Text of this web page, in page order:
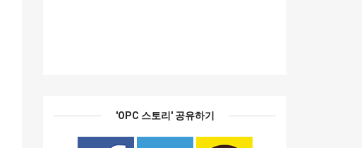
'OPC 스토리' 공유하기